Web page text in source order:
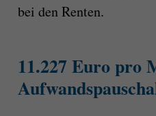
bei den Renten.
11.227 Euro pro